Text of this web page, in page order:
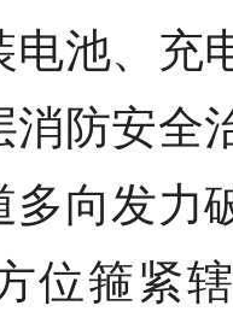
电池、充
消防安全
多向发力
位箍紧